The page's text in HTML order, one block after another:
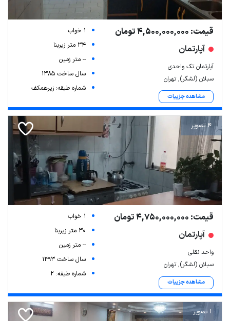
قیمت: 4,500,000,000 تومان
آپارتمان
آپارتمان تک واحدی
سبلان (لشگر), تهران
مشاهده جزییات
1 خواب
34 متر زیربنا
-- متر زمین
سال ساخت 1385
شماره طبقه: زیرهمکف
4 تصویر
قیمت: 4,750,000,000 تومان
آپارتمان
واحد نقلی
سبلان (لشگر), تهران
مشاهده جزییات
1 خواب
30 متر زیربنا
-- متر زمین
سال ساخت 1393
شماره طبقه: 2
1 تصویر